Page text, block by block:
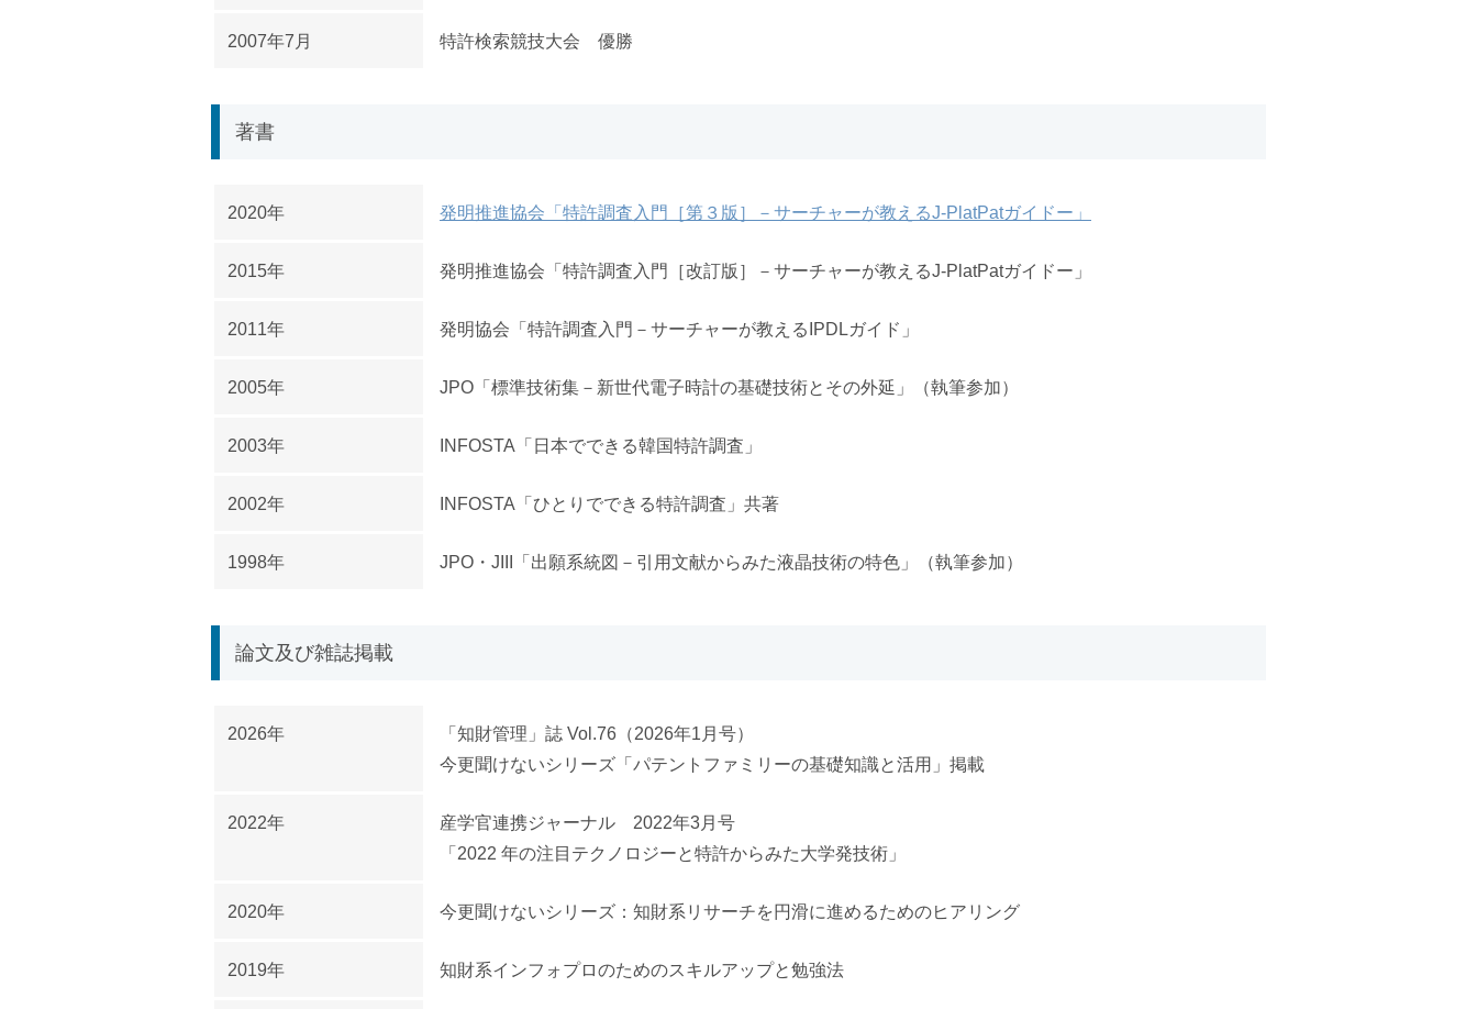
2007年7月 特許検索競技大会 優勝
著書
2020年 発明推進協会「特許調査入門［第３版］－サーチャーが教えるJ-PlatPatガイドー」
2015年 発明推進協会「特許調査入門［改訂版］－サーチャーが教えるJ-PlatPatガイドー」
2011年 発明協会「特許調査入門－サーチャーが教えるIPDLガイド」
2005年 JPO「標準技術集－新世代電子時計の基礎技術とその外延」（執筆参加）
2003年 INFOSTA「日本でできる韓国特許調査」
2002年 INFOSTA「ひとりでできる特許調査」共著
1998年 JPO・JIII「出願系統図－引用文献からみた液晶技術の特色」（執筆参加）
論文及び雑誌掲載
2026年
「知財管理」誌 Vol.76（2026年1月号）
今更聞けないシリーズ「パテントファミリーの基礎知識と活用」掲載
2022年
産学官連携ジャーナル 2022年3月号
「2022 年の注目テクノロジーと特許からみた大学発技術」
2020年 今更聞けないシリーズ：知財系リサーチを円滑に進めるためのヒアリング
2019年 知財系インフォプロのためのスキルアップと勉強法